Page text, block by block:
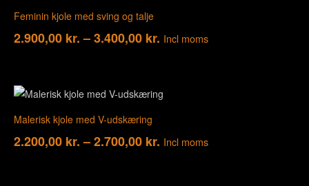
Feminin kjole med sving og talje
2.900,00 kr. –3.400,00 kr. Incl moms
Malerisk kjole med V-udskæring
2.200,00 kr. –2.700,00 kr. Incl moms